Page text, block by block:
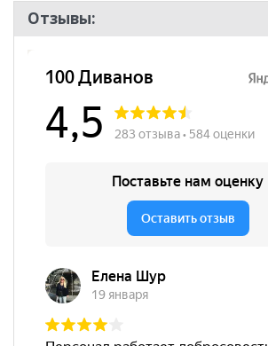
Назначение
Высота
места, мм
480
Наличие
подлокотников
да
нет
Материал
сиденья
Эко-кожа
Бренд
Отзывы: